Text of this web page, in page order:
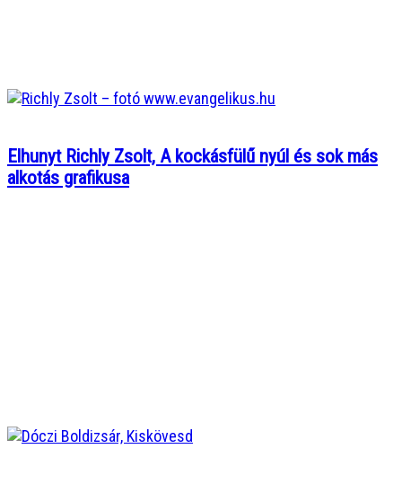
Elhunyt Richly Zsolt, A kockásfülű nyúl és sok más
alkotás grafikusa